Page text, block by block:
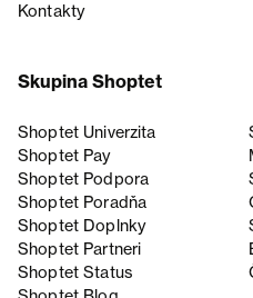
Kontakty
Skupina Shoptet
Shoptet Univerzita
Shoptet Pay
Shoptet Podpora
Shoptet Poradňa
Shoptet Doplnky
Shoptet Partneri
Shoptet Status